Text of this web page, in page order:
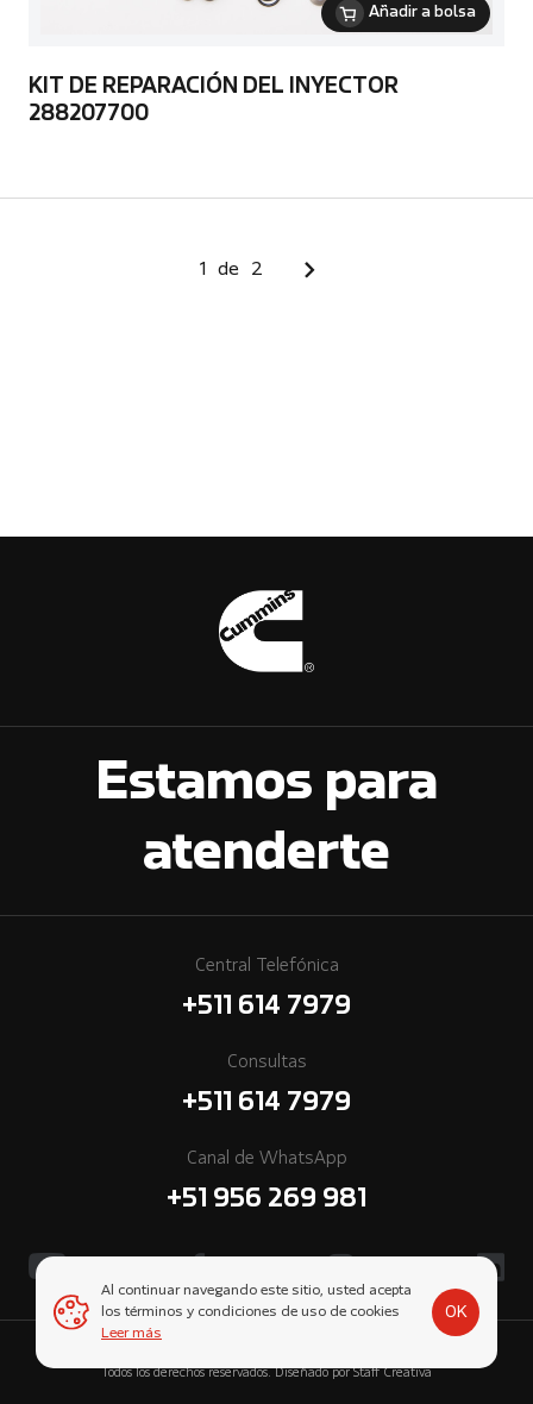
Añadir a bolsa
KIT DE REPARACIÓN DEL INYECTOR
288207700
1 de 2
Estamos para
atenderte
Central Telefónica
+511 614 7979
Consultas
+511 614 7979
Canal de WhatsApp
+51 956 269 981
Todos los derechos reservados. Diseñado por Staff Creativa
Al continuar navegando este sitio, usted acepta
los términos y condiciones de uso de cookies
Leer más
OK